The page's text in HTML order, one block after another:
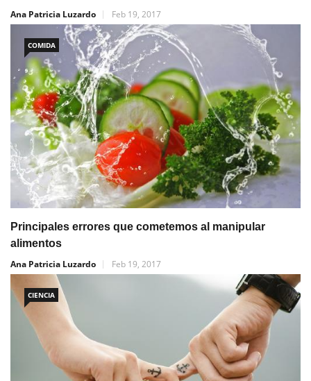
Ana Patricia Luzardo
Feb 19, 2017
COMIDA
Principales errores que cometemos al manipular
alimentos
Ana Patricia Luzardo
Feb 19, 2017
CIENCIA